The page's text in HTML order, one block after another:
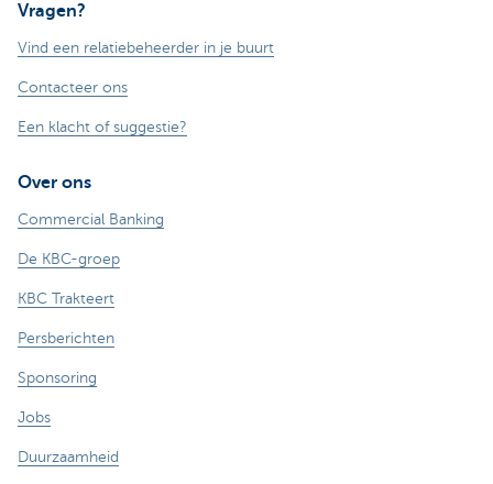
Vragen?
Vind een relatiebeheerder in je buurt
Contacteer ons
Een klacht of suggestie?
Over ons
Commercial Banking
De KBC-groep
KBC Trakteert
Persberichten
Sponsoring
Jobs
Duurzaamheid